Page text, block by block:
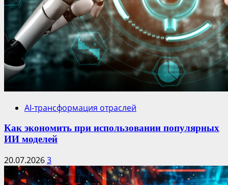
AI-трансформация отраслей
Как экономить при использовании популярных
ИИ моделей
20.07.20263